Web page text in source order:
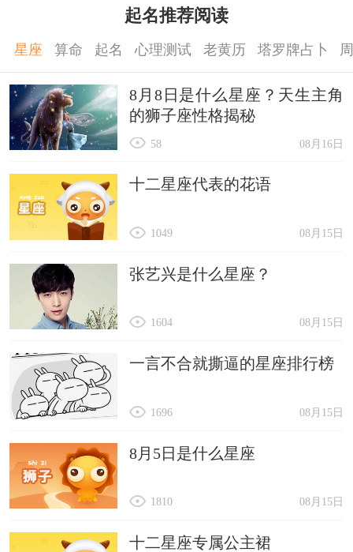
起名推荐阅读
星座 算命 起名 心理测试 老黄历 塔罗牌占卜
8月8日是什么星座？天生主角
的狮子座性格揭秘
08月16日
58
十二星座代表的花语
08月15日
1049
张艺兴是什么星座？
08月15日
1604
一言不合就撕逼的星座排行榜
08月15日
1696
8月5日是什么星座
08月15日
1810
十二星座专属公主裙